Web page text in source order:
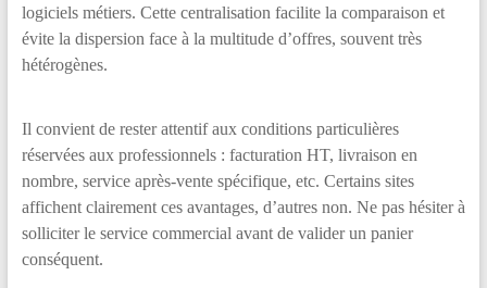
logiciels métiers. Cette centralisation facilite la comparaison et
évite la dispersion face à la multitude d’offres, souvent très
hétérogènes.
Il convient de rester attentif aux conditions particulières
réservées aux professionnels : facturation HT, livraison en
nombre, service après-vente spécifique, etc. Certains sites
affichent clairement ces avantages, d’autres non. Ne pas hésiter à
solliciter le service commercial avant de valider un panier
conséquent.